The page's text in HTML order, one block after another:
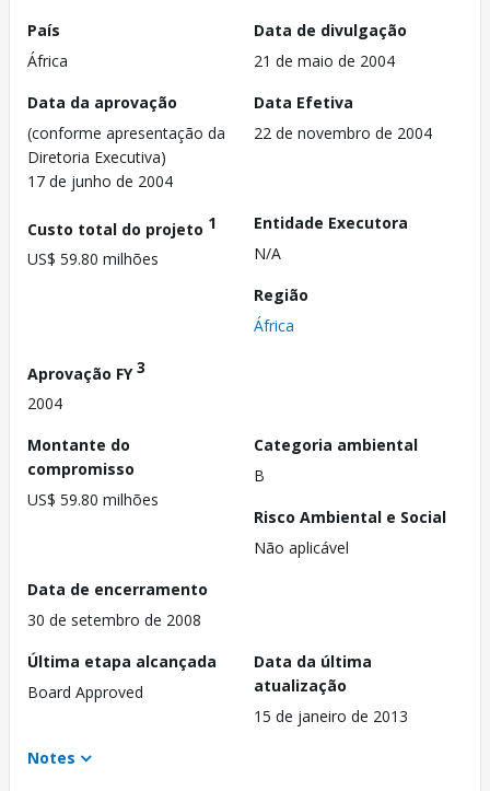
País
África
Data de divulgação
21 de maio de 2004
Data da aprovação
(conforme apresentação da
Diretoria Executiva)
17 de junho de 2004
Data Efetiva
22 de novembro de 2004
Custo total do projeto 1
US$ 59.80 milhões
Entidade Executora
N/A
Região
África
Aprovação FY3
2004
Montante do
compromisso
US$ 59.80 milhões
Categoria ambiental
B
Risco Ambiental e Social
Não aplicável
Data de encerramento
30 de setembro de 2008
Última etapa alcançada
Board Approved
Data da última
atualização
15 de janeiro de 2013
Notes